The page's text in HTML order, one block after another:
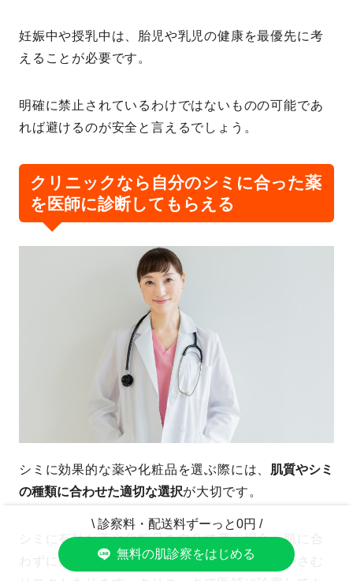
妊娠中や授乳中は、胎児や乳児の健康を最優先に考
えることが必要です。
明確に禁止されているわけではないものの可能であ
れば避けるのが安全と言えるでしょう。
クリニックなら自分のシミに合った薬
を医師に診断してもらえる
シミに効果的な薬や化粧品を選ぶ際には、 肌質やシミ
の種類に合わせた適切な選択が大切です。
シミに有効な薬や化粧品を自分で選ぶ場合、肌に合
わずに効果が出ないまま服用し続け、費用がかさむ
\ 診察料・配送料ずーっと0円 /
無料の肌診察をはじめる